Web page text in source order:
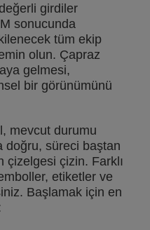
değerli girdiler
sonucunda
tüm ekip
olun. Çapraz
gelmesi,
bir görünümünü
mevcut durumu
doğru, süreci baştan
çizelgesi çizin. Farklı
etiketler ve
Başlamak için en